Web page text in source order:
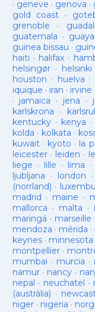
· geneve · genova ·
gold coast ·
grenoble ·
guatemala ·
guinea bissau ·
haiti · halifax ·
helsingør· helsinki
houston · huelva ·
iquique · iran · irvine
· jamaica · jena ·
karlskrona ·
kentucky· kenya ·
kolda · kolkata ·
kuwait· kyoto · la
leicester· leiden ·
liege · lille · lima ·
ljubljana · london ·
(norrland) ·
madrid · maine ·
mallorca · malta ·
maringá · marseille
mendoza · mérida ·
keynes· minnesota
montpellier·
mumbai · murcia ·
namur· nancy ·
nepal · neuchatel ·
(austràlia) ·
niger· nigeria ·